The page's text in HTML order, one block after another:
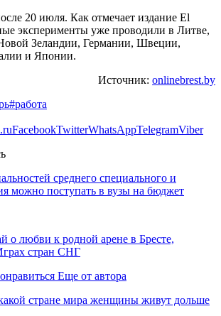
20 июля. Как отмечает издание El
эксперименты уже проводили в Литве,
Зеландии, Германии, Швеции,
и Японии.
Источник: onlinebrest.by
#работа
FacebookTwitterWhatsAppTelegramViber
среднего специального и
можно поступать в вузы на бюджет
о любви к родной арене в Бресте,
стран СНГ
Еще от автора
стране мира женщины живут дольше